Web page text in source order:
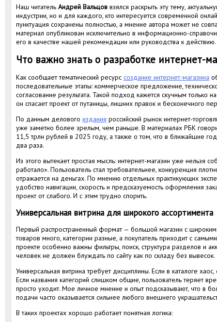
Наш читатель Андрей Вальцов взялся раскрыть эту тему,
индустрии, но и для каждого, кто интересуется современной
пунктуация сохранены полностью, а мнение автора может не
материал опубликован исключительно в информационно-
его в качестве нашей рекомендации или руководства к действию.
Что важно знать о разработке интернет-
Как сообщает тематический ресурс создание интернет-магазина
последовательные этапы: коммерческое предложение,
согласование результата. Такой подход кажется скучным только
он спасает проект от путаницы, лишних правок и бесконечного
По данным делового издания российский рынок интернет-
уже заметно более зрелым, чем раньше. В материалах РБК
11,5 трлн рублей в 2025 году, а также о том, что в ближайшие
два раза.
Из этого вытекает простая мысль: интернет-магазин уже нельзя
работало». Пользователь стал требовательнее, конкуренция
отражается на деньгах. По мнению отдельных практикующих
удобство навигации, скорость и предсказуемость оформления
проект от слабого. И с этим трудно спорить.
Универсальная витрина для широкого ассортимента
Первый распространенный формат — большой магазин с широким
товаров много, категории разные, а покупатель приходит с
проекте особенно важны фильтры, поиск, структура разделов и
человек не должен блуждать по сайту как по складу без вывесок.
Универсальная витрина требует дисциплины. Если в каталоге
Если названия категорий слишком общие, пользователь теряет
просто уходит. Мое личное мнение и опыт подсказывают, что в
подачи часто оказывается сильнее любого внешнего
В таких проектах хорошо работает понятная логика: